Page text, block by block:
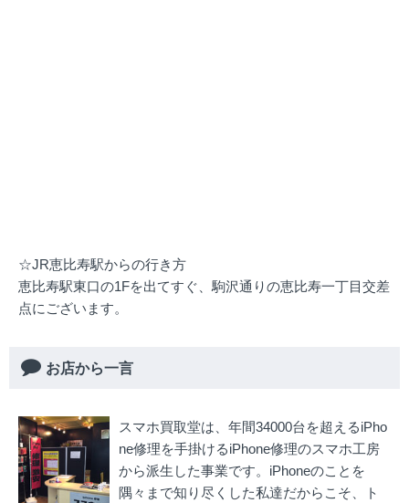
☆JR恵比寿駅からの行き方
恵比寿駅東口の1Fを出てすぐ、駒沢通りの恵比寿一丁目交差
点にございます。
お店から一言
スマホ買取堂は、年間34000台を超えるiPho
ne修理を手掛けるiPhone修理のスマホ工房
から派生した事業です。iPhoneのことを
隅々まで知り尽くした私達だからこそ、ト